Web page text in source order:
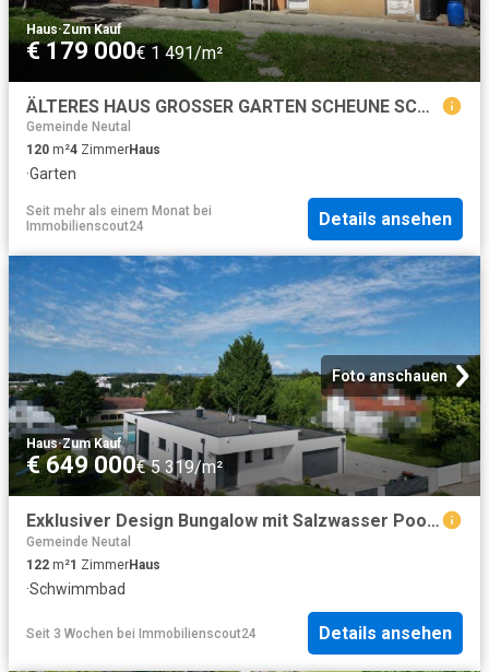
Haus·Zum Kauf
€ 179 000€ 1 491/m²
ÄLTERES HAUS GROSSER GARTEN SCHEUNE SCHUPPEN RUHELAGE
Gemeinde Neutal
120 m²4 ZimmerHaus
·Garten
Seit mehr als einem Monat bei
Immobilienscout24
Details ansehen
Foto anschauen
Haus·Zum Kauf
€ 649 000€ 5 319/m²
Exklusiver Design Bungalow mit Salzwasser Pool und Panoramablick über Oberpullendorf!
Gemeinde Neutal
122 m²1 ZimmerHaus
·Schwimmbad
Seit 3 Wochen bei Immobilienscout24 Details ansehen